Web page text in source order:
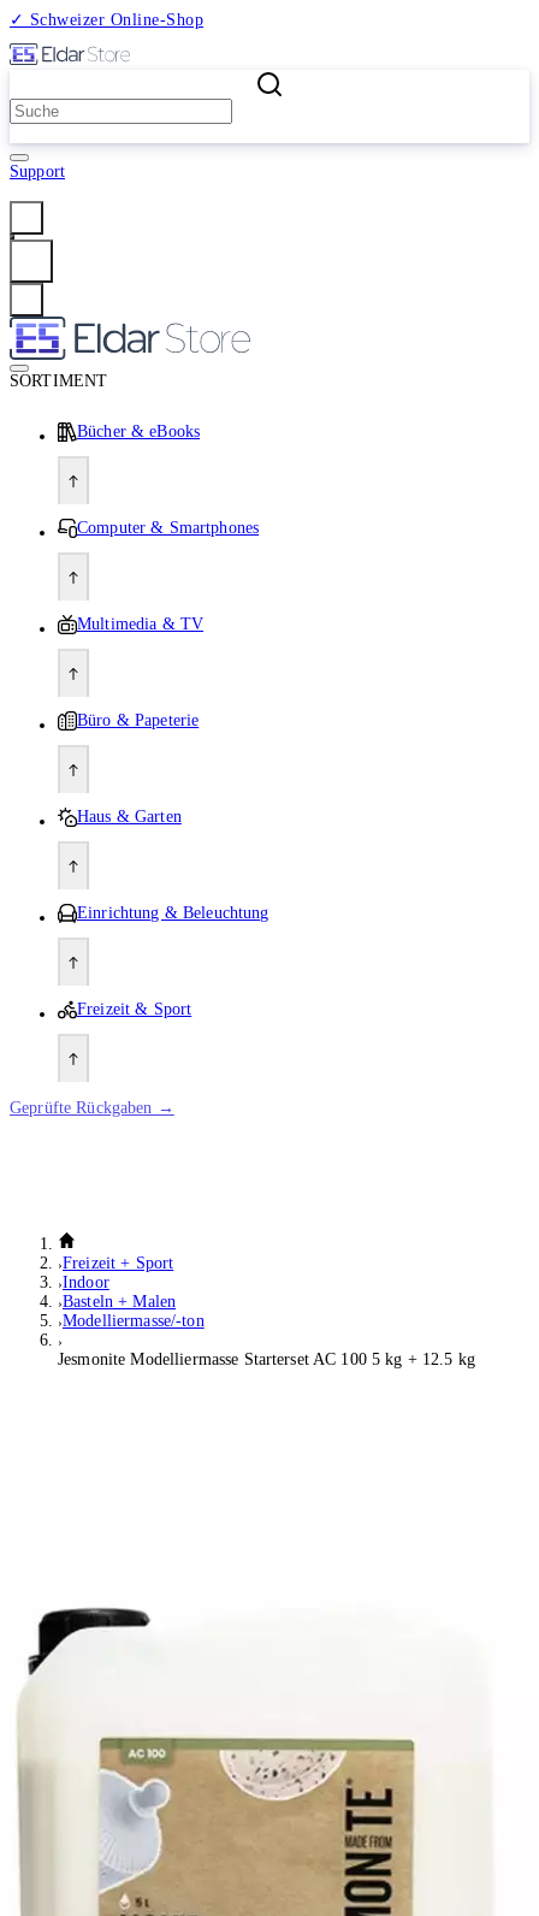
✓ Schweizer Online-Shop
Support
SORTIMENT
Bücher & eBooks
Computer & Smartphones
Multimedia & TV
Büro & Papeterie
Haus & Garten
Einrichtung & Beleuchtung
Freizeit & Sport
Geprüfte Rückgaben →
Freizeit + Sport
Indoor
Basteln + Malen
Modelliermasse/-ton
Jesmonite Modelliermasse Starterset AC 100 5 kg + 12.5 kg